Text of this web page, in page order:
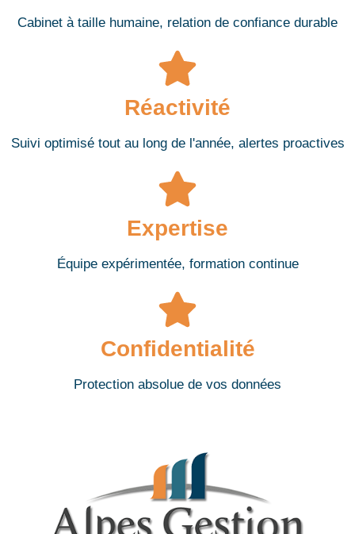
Cabinet à taille humaine, relation de confiance durable
Réactivité
Suivi optimisé tout au long de l'année, alertes proactives
Expertise
Équipe expérimentée, formation continue
Confidentialité
Protection absolue de vos données